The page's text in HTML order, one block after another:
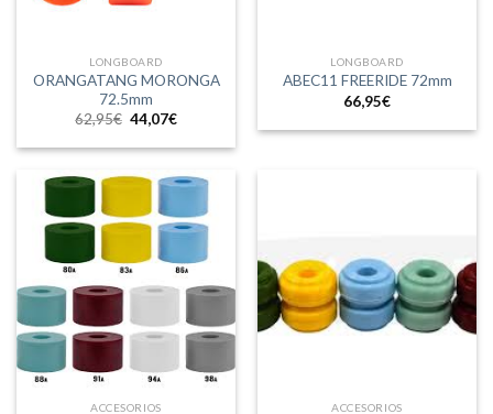
LONGBOARD
ORANGATANG MORONGA
72.5mm
62,95€ El
precio
original
62,95€.
44,07€El
actual
44,07€.
LONGBOARD
ABEC11 FREERIDE 72mm
66,95€
ACCESORIOS ACCESORIOS